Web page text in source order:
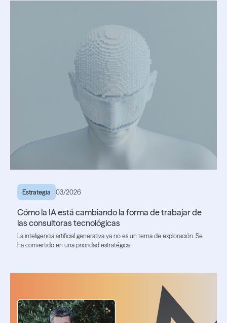
Estrategia 03/2026
Cómo la IA está cambiando la forma de trabajar de
las consultoras tecnológicas
La inteligencia artificial generativa ya no es un tema de exploración. Se
ha convertido en una prioridad estratégica.